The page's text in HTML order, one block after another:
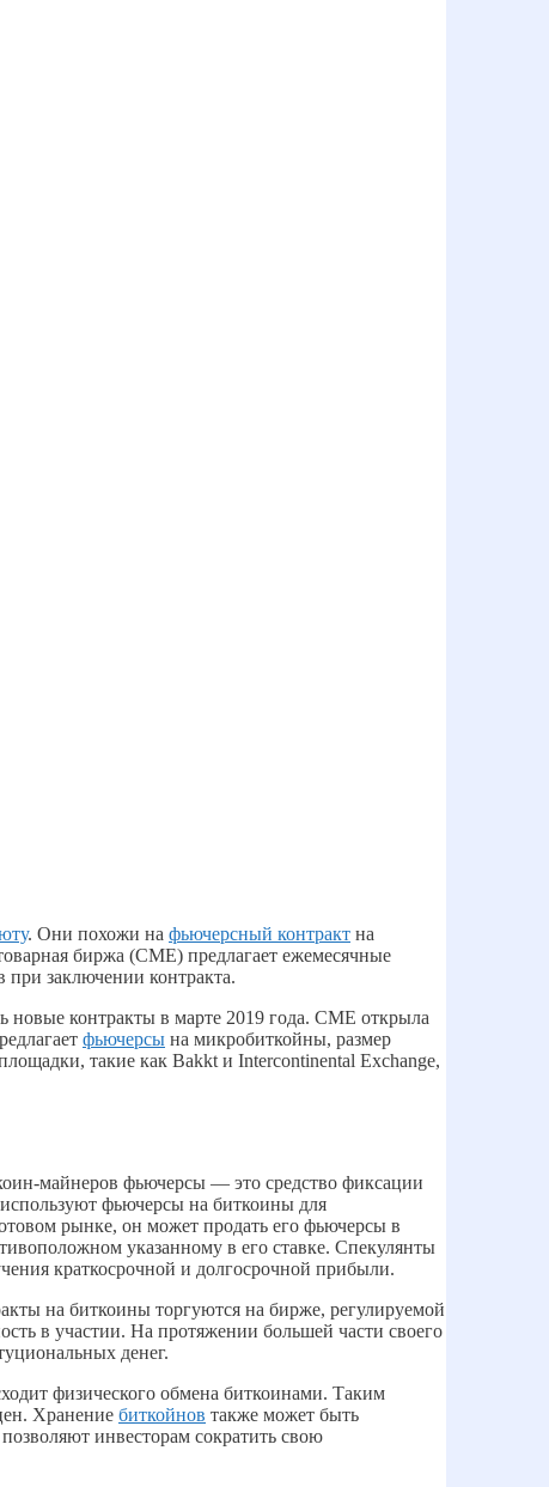
. Они похожи на фьючерсный контракт на
биржа (CME) предлагает ежемесячные
при заключении контракта.
новые контракты в марте 2019 года. CME открыла
фьючерсы на микробиткойны, размер
такие как Bakkt и Intercontinental Exchange,
майнеров фьючерсы — это средство фиксации
фьючерсы на биткоины для
рынке, он может продать его фьючерсы в
указанному в его ставке. Спекулянты
краткосрочной и долгосрочной прибыли.
на биткоины торгуются на бирже, регулируемой
в участии. На протяжении большей части своего
денег.
физического обмена биткоинами. Таким
Хранение биткойнов также может быть
инвесторам сократить свою